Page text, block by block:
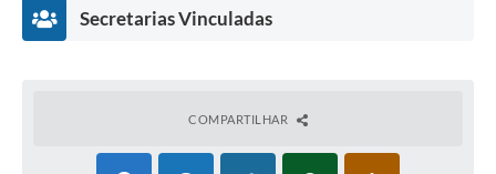
Secretarias Vinculadas
COMPARTILHAR